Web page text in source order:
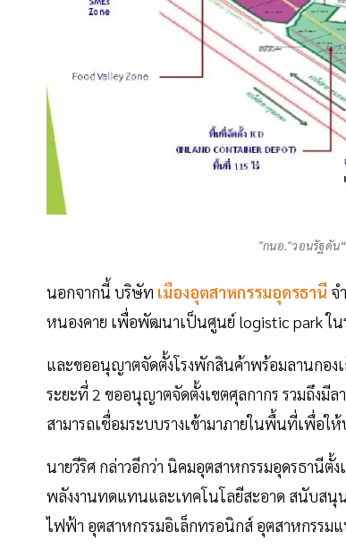
"กนอ."วอนรัฐดัน
นอกจากนี้ บริษัท เมืองอุตสาหกรรมอุดรธานี จ
หนองคาย เพื่อพัฒนาเป็นศูนย์ logistic park ใน
และขออนุญาตจัดตั้งโรงพักสินค้าพร้อมลานกอง
ระยะที่ 2 ขออนุญาตจัดตั้งเขตศุลกากร รวมถึงมี
สามารถเชื่อมระบบรางเข้ามาภายในพื้นที่เพื่อใ
นายวีริศ กล่าวอีกว่า นิคมอุตสาหกรรมอุดรธานี
พลังงานทดแทนและเทคโนโลยีสะอาด สนับสนุ
ไฟฟ้า อุตสาหกรรมอิเล็กทรอนิกส์ อุตสาหกรรม